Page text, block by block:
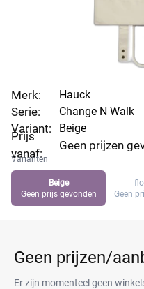
Merk:
Serie:
Variant:
Prijs
vanaf:
Hauck
Change N Walk
Beige
Geen prijzen
Varianten
Beige
Geen prijs gevonden
Geen
Geen prijzen/
Er zijn momenteel geen